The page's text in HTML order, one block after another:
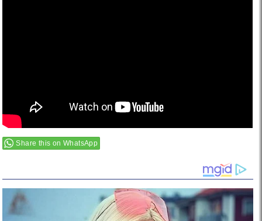
Share this on WhatsApp